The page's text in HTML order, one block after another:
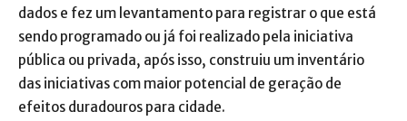
dados e fez um levantamento para registrar o que está
sendo programado ou já foi realizado pela iniciativa
pública ou privada, após isso, construiu um inventário
das iniciativas com maior potencial de geração de
efeitos duradouros para cidade.